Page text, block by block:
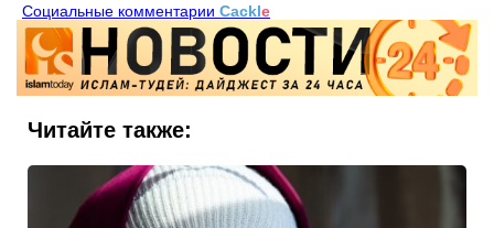
Социальные комментарии Cackle
Читайте также: